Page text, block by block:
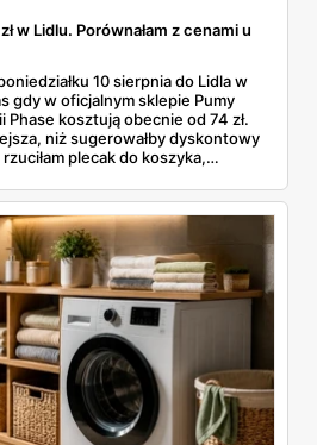
w Lidlu. Porównałam z cenami u
10 sierpnia do Lidla w
gdy w oficjalnym sklepie Pumy
Phase kosztują obecnie od 74 zł.
niż sugerowałby dyskontowy
plecak do koszyka,
Lidl, ile kosztują
i komu ten zakup naprawdę